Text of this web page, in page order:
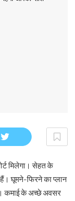
मिलेगा। सेहत के
घूमने-फिरने का प्लान
कमाई के अच्छे अवसर